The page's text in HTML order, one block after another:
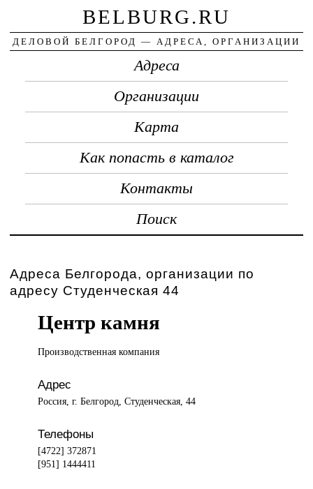
BELBURG.RU
ДЕЛОВОЙ БЕЛГОРОД — АДРЕСА, ОРГАНИЗАЦИИ
Адреса
Организации
Карта
Как попасть в каталог
Контакты
Поиск
Адреса Белгорода, организации по
адресу Студенческая 44
Центр камня
Производственная компания
Адрес
Россия, г. Белгород, Студенческая, 44
Телефоны
[4722] 372871
[951] 1444411